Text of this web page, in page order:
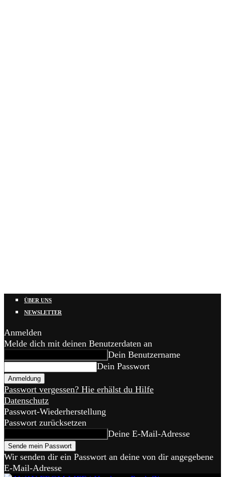
ÜBER UNS
NEWSLETTER
Anmelden
Melde dich mit deinen Benutzerdaten an
Dein Benutzername
Dein Passwort
Passwort vergessen? Hie erhälst du Hilfe
Datenschutz
Passwort-Wiederherstellung
Passwort zurücksetzen
Deine E-Mail-Adresse
Wir senden dir ein Passwort an deine von dir angegebene
E-Mail-Adresse